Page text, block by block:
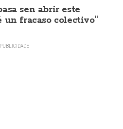
sen abrir este
un fracaso colectivo"